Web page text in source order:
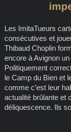
Les ImitaTueurs
consécutives et
Thibaud Choplin
encore à Avignon
Politiquement
le Camp du Bien et
comme c’est leur
actualité brûlante et
déliquescence. Ils